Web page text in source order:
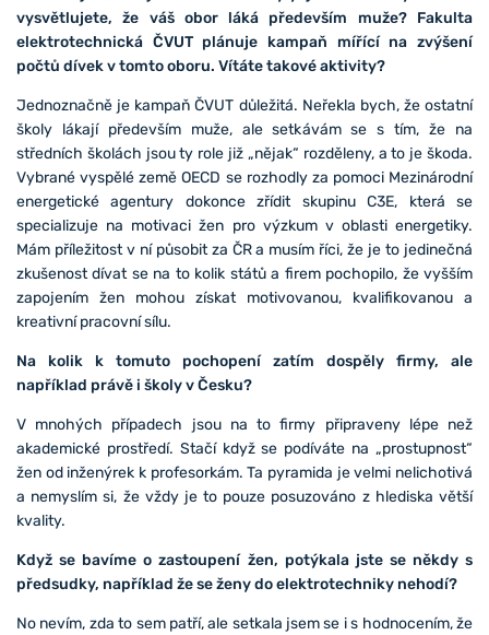
vysvětlujete, že váš obor láká především muže? Fakulta
elektrotechnická ČVUT plánuje kampaň mířící na zvýšení
počtů dívek v tomto oboru. Vítáte takové aktivity?
Jednoznačně je kampaň ČVUT důležitá. Neřekla bych, že ostatní
školy lákají především muže, ale setkávám se s tím, že na
středních školách jsou ty role již „nějak“ rozděleny, a to je škoda.
Vybrané vyspělé země OECD se rozhodly za pomoci Mezinárodní
energetické agentury dokonce zřídit skupinu C3E, která se
specializuje na motivaci žen pro výzkum v oblasti energetiky.
Mám příležitost v ní působit za ČR a musím říci, že je to jedinečná
zkušenost dívat se na to kolik států a firem pochopilo, že vyšším
zapojením žen mohou získat motivovanou, kvalifikovanou a
kreativní pracovní sílu.
Na kolik k tomuto pochopení zatím dospěly firmy, ale
například právě i školy v Česku?
V mnohých případech jsou na to firmy připraveny lépe než
akademické prostředí. Stačí když se podíváte na „prostupnost“
žen od inženýrek k profesorkám. Ta pyramida je velmi nelichotivá
a nemyslím si, že vždy je to pouze posuzováno z hlediska větší
kvality.
Když se bavíme o zastoupení žen, potýkala jste se někdy s
předsudky, například že se ženy do elektrotechniky nehodí?
No nevím, zda to sem patří, ale setkala jsem se i s hodnocením, že